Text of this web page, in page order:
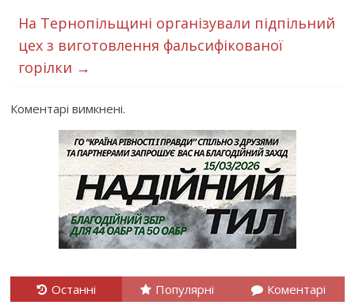
На Тернопільщині організували підпільний
цех з виготовлення фальсифікованої
горілки →
Коментарі вимкнені.
Останні Популярні Коментарі